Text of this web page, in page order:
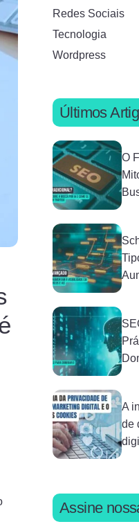
Redes Sociais
Tecnologia
Wordpress
Últimos
O
A
de
Assine